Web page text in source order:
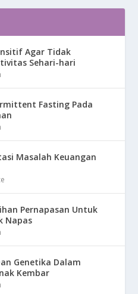
Agar Tidak
Sehari-hari
Fasting Pada
Masalah Keuangan
Pernapasan Untuk
Napas
Genetika Dalam
Kembar